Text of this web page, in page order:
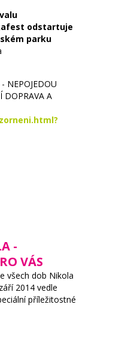
odstartuje
parku
NEPOJEDOU
DOPRAVA A
-
VÁS
všech dob Nikola
2014 vedle
příležitostné